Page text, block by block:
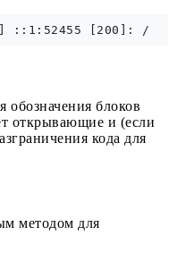
обозначения блоков
открывающие и (если
кода для
методом для